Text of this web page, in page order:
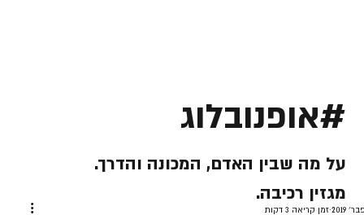
זמן קריאה 3 דקות
#אופנובלוג
על מה שבין האדם, המכונה והדרך.
מגזין רכיבה.